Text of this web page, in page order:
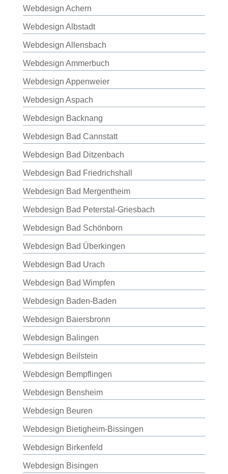
Webdesign Achern
Webdesign Albstadt
Webdesign Allensbach
Webdesign Ammerbuch
Webdesign Appenweier
Webdesign Aspach
Webdesign Backnang
Webdesign Bad Cannstatt
Webdesign Bad Ditzenbach
Webdesign Bad Friedrichshall
Webdesign Bad Mergentheim
Webdesign Bad Peterstal-Griesbach
Webdesign Bad Schönborn
Webdesign Bad Überkingen
Webdesign Bad Urach
Webdesign Bad Wimpfen
Webdesign Baden-Baden
Webdesign Baiersbronn
Webdesign Balingen
Webdesign Beilstein
Webdesign Bempflingen
Webdesign Bensheim
Webdesign Beuren
Webdesign Bietigheim-Bissingen
Webdesign Birkenfeld
Webdesign Bisingen